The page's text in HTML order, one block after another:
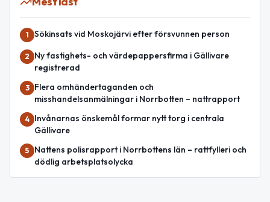
1 Sökinsats vid Moskojärvi efter försvunnen person
2
Ny fastighets- och värdepappersfirma i Gällivare
registrerad
3
Flera omhändertaganden och
misshandelsanmälningar i Norrbotten – nattrapport
4
Invånarnas önskemål formar nytt torg i centrala
Gällivare
5
Nattens polisrapport i Norrbottens län – rattfylleri och
dödlig arbetsplatsolycka